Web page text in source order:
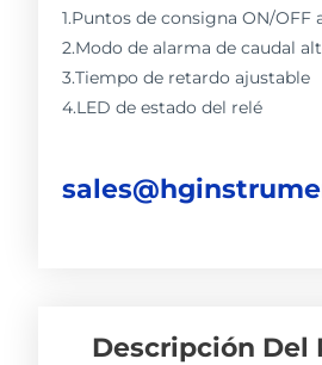
1.Puntos de consigna ON/OFF
2.Modo de alarma de caudal
3.Tiempo de retardo ajustable
4.LED de estado del relé
Descripción Del